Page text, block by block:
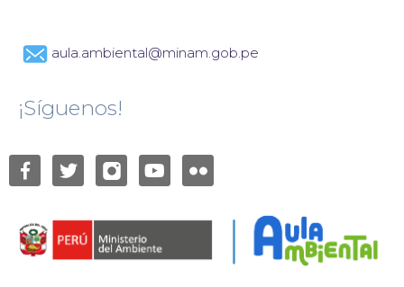
aula.ambiental@minam.gob.pe
¡Síguenos!